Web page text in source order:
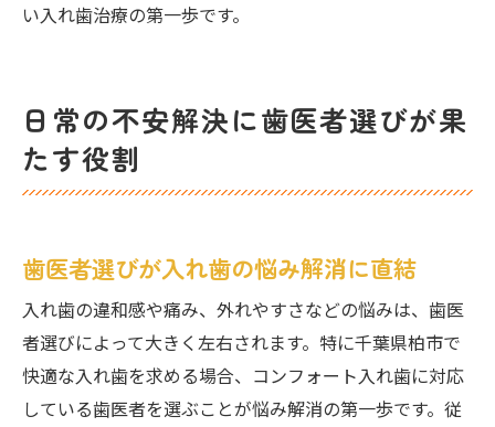
い入れ歯治療の第一歩です。
日常の不安解決に歯医者選びが果
たす役割
歯医者選びが入れ歯の悩み解消に直結
入れ歯の違和感や痛み、外れやすさなどの悩みは、歯医
者選びによって大きく左右されます。特に千葉県柏市で
快適な入れ歯を求める場合、コンフォート入れ歯に対応
している歯医者を選ぶことが悩み解消の第一歩です。従